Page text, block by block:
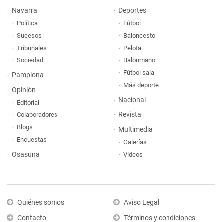
Navarra
Política
Sucesos
Tribunales
Sociedad
Pamplona
Opinión
Editorial
Colaboradores
Blogs
Encuestas
Osasuna
Deportes
Fútbol
Baloncesto
Pelota
Balonmano
Fútbol sala
Más deporte
Nacional
Revista
Multimedia
Galerías
Vídeos
Quiénes somos
Contacto
Aviso Legal
Términos y condiciones